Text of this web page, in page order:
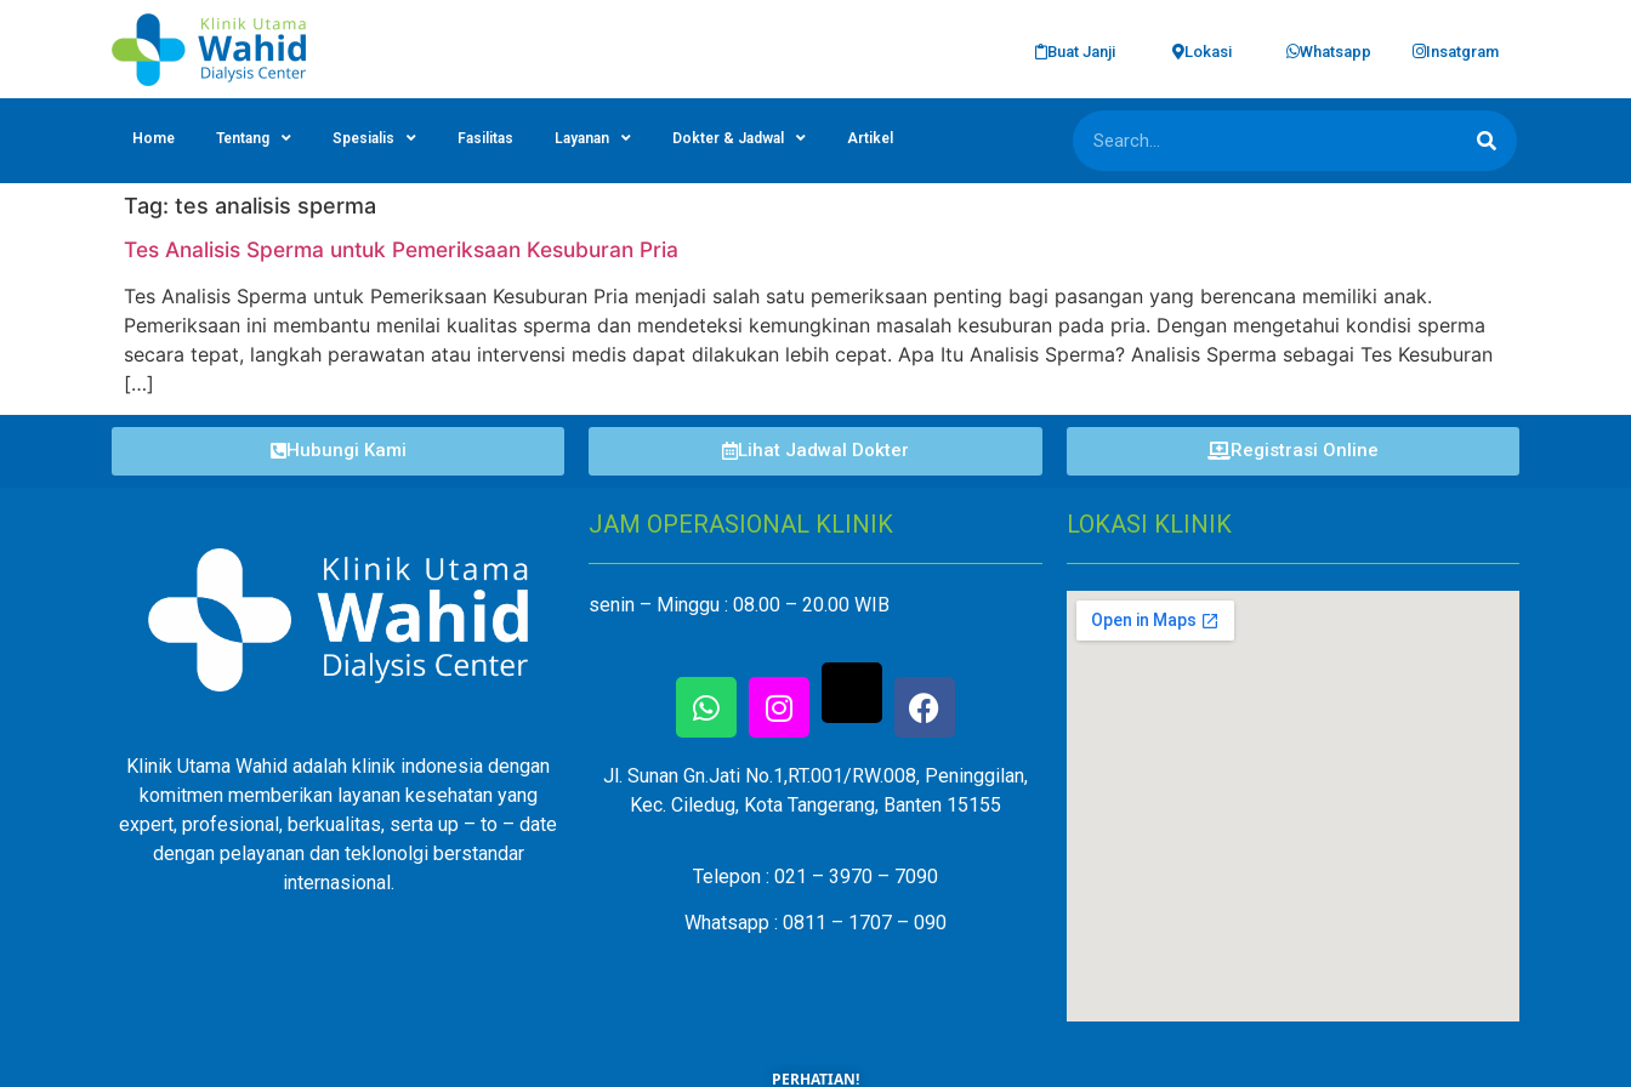
Buat Janji Lokasi Whatsapp Insatgram
Home Tentang Spesialis Fasilitas Layanan Dokter & Jadwal Artikel
Tag: tes analisis sperma
Tes Analisis Sperma untuk Pemeriksaan Kesuburan Pria
Tes Analisis Sperma untuk Pemeriksaan Kesuburan Pria menjadi salah satu pemeriksaan penting bagi pasangan yang berencana memiliki anak.
Pemeriksaan ini membantu menilai kualitas sperma dan mendeteksi kemungkinan masalah kesuburan pada pria. Dengan mengetahui kondisi sperma
secara tepat, langkah perawatan atau intervensi medis dapat dilakukan lebih cepat. Apa Itu Analisis Sperma? Analisis Sperma sebagai Tes Kesuburan
[…]
Hubungi Kami Lihat Jadwal Dokter Registrasi Online
Klinik Utama Wahid adalah klinik indonesia dengan
komitmen memberikan layanan kesehatan yang
expert, profesional, berkualitas, serta up – to – date
dengan pelayanan dan teklonolgi berstandar
internasional.
JAM OPERASIONAL KLINIK
senin – Minggu : 08.00 – 20.00 WIB
Jl. Sunan Gn.Jati No.1,RT.001/RW.008, Peninggilan,
Kec. Ciledug, Kota Tangerang, Banten 15155
Telepon : 021 – 3970 – 7090
Whatsapp : 0811 – 1707 – 090
LOKASI KLINIK
PERHATIAN!